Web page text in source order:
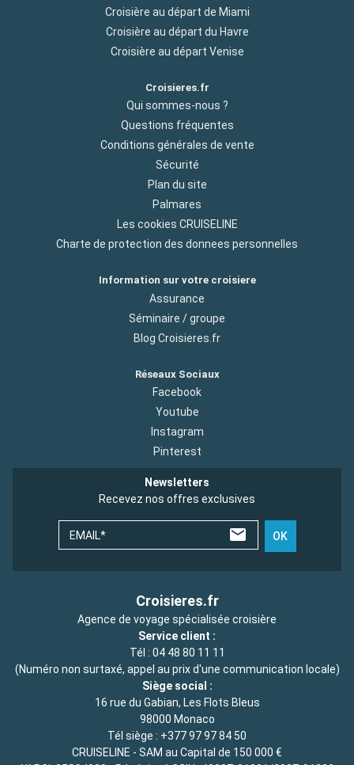
Croisière au départ de Miami
Croisière au départ du Havre
Croisière au départ Venise
Croisieres.fr
Qui sommes-nous ?
Questions fréquentes
Conditions générales de vente
Sécurité
Plan du site
Palmares
Les cookies CRUISELINE
Charte de protection des donnees personnelles
Information sur votre croisiere
Assurance
Séminaire / groupe
Blog Croisieres.fr
Réseaux Sociaux
Facebook
Youtube
Instagram
Pinterest
Newsletters
Recevez nos offres exclusives
EMAIL* OK
Croisieres.fr
Agence de voyage spécialisée croisière
Service client :
Tél : 04 48 80 11 11
(Numéro non surtaxé, appel au prix d'une communication locale)
Siège social :
16 rue du Gabian, Les Flots Bleus
98000 Monaco
Tél siège : +377 97 97 84 50
CRUISELINE - SAM au Capital de 150 000 €